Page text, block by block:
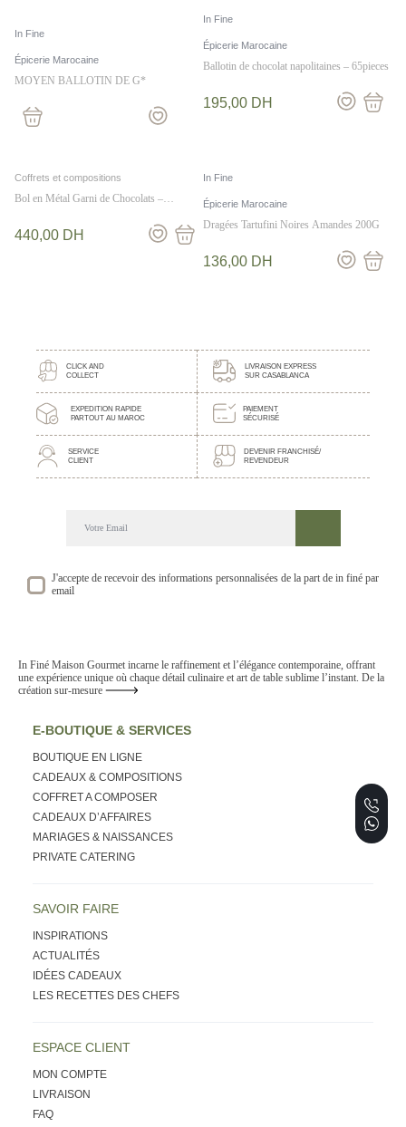
In Fine
Épicerie Marocaine
MOYEN BALLOTIN DE G*
In Fine
Épicerie Marocaine
Ballotin de chocolat napolitaines – 65pieces
195,00 DH
Coffrets et compositions
Bol en Métal Garni de Chocolats –
440,00 DH
In Fine
Épicerie Marocaine
Dragées Tartufini Noires Amandes 200G
136,00 DH
CLICK AND
COLLECT
LIVRAISON EXPRESS
SUR CASABLANCA
EXPEDITION RAPIDE
PARTOUT AU MAROC
PAIEMENT
SÉCURISÉ
SERVICE
CLIENT
DEVENIR FRANCHISÉ/
REVENDEUR
DECOUVREZ NOTRE NEWSLETTER GOURMANDE
SUIVEZ NOS ACTUALITE ET EVENEMENTS
J'accepte de recevoir des informations personnalisées de la part de in finé par
email
In Finé Maison Gourmet incarne le raffinement et l’élégance contemporaine, offrant
une expérience unique où chaque détail culinaire et art de table sublime l’instant. De la
création sur-mesure
E-BOUTIQUE & SERVICES
BOUTIQUE EN LIGNE
CADEAUX & COMPOSITIONS
COFFRET A COMPOSER
CADEAUX D’AFFAIRES
MARIAGES & NAISSANCES
PRIVATE CATERING
SAVOIR FAIRE
INSPIRATIONS
ACTUALITÉS
IDÉES CADEAUX
LES RECETTES DES CHEFS
ESPACE CLIENT
MON COMPTE
LIVRAISON
FAQ